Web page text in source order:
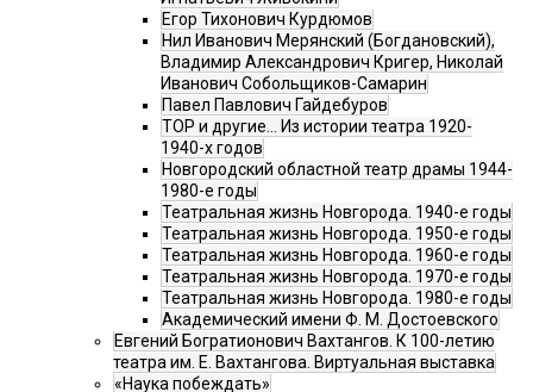
Егор Тихонович Курдюмов
Нил Иванович Мерянский (Богдановский),
Владимир Александрович Кригер, Николай
Иванович Собольщиков-Самарин
Павел Павлович Гайдебуров
ТОР и другие… Из истории театра 1920-
1940-х годов
Новгородский областной театр драмы 1944-
1980-е годы
Театральная жизнь Новгорода. 1940-е годы
Театральная жизнь Новгорода. 1950-е годы
Театральная жизнь Новгорода. 1960-е годы
Театральная жизнь Новгорода. 1970-е годы
Театральная жизнь Новгорода. 1980-е годы
Академический имени Ф. М. Достоевского
Евгений Богратионович Вахтангов. К 100-летию
театра им. Е. Вахтангова. Виртуальная выставка
«Наука побеждать»